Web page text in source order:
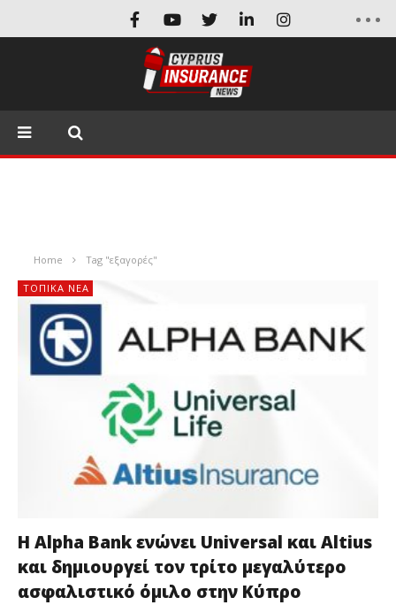
Home Tag "εξαγορές"
ΤΟΠΙΚΑ ΝΕΑ
Η Alpha Bank ενώνει Universal και Altius
και δημιουργεί τον τρίτο μεγαλύτερο
ασφαλιστικό όμιλο στην Κύπρο